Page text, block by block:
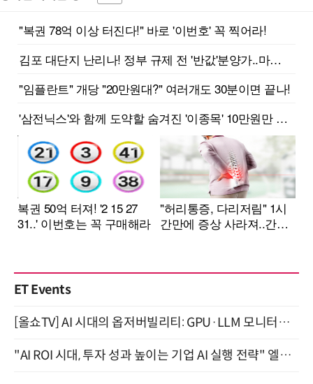
ET Events
[올쇼TV] AI 시대의 옵저버빌리티: GPU·LLM 모니터링부터 AI 기반 장애 대응까지 (8/11 생방송)
"AI ROI 시대, 투자 성과 높이는 기업 AI 실행 전략" 엘타워 6층 (9월 18일)